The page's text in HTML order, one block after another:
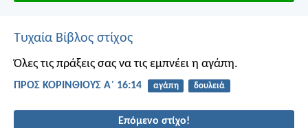
Τυχαία Βίβλος στίχος
Όλες τις πράξεις σας να τις εμπνέει η αγάπη.
ΠΡΟΣ ΚΟΡΙΝΘΙΟΥΣ Α΄ 16:14 αγάπη δουλειά
Επόμενο στίχο!